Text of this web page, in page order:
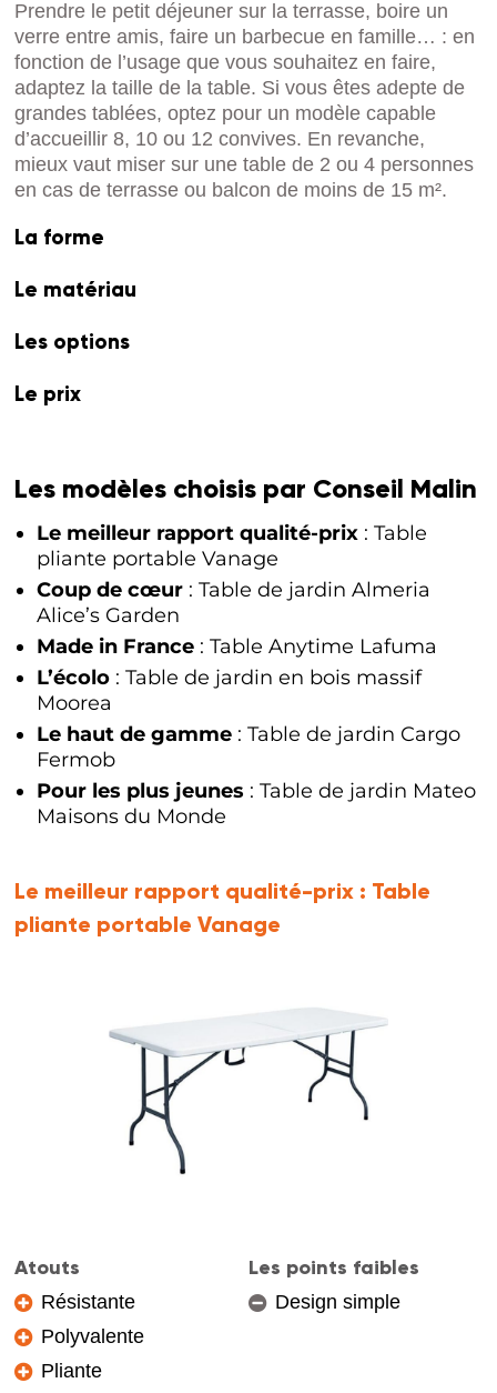
Prendre le petit déjeuner sur la terrasse, boire un
verre entre amis, faire un barbecue en famille… : en
fonction de l’usage que vous souhaitez en faire,
adaptez la taille de la table. Si vous êtes adepte de
grandes tablées, optez pour un modèle capable
d’accueillir 8, 10 ou 12 convives. En revanche,
mieux vaut miser sur une table de 2 ou 4 personnes
en cas de terrasse ou balcon de moins de 15 m².
La forme
Le matériau
Les options
Le prix
Les modèles choisis par Conseil Malin
Le meilleur rapport qualité-prix : Table
pliante portable Vanage
Coup de cœur : Table de jardin Almeria
Alice’s Garden
Made in France : Table Anytime Lafuma
L’écolo : Table de jardin en bois massif
Moorea
Le haut de gamme : Table de jardin Cargo
Fermob
Pour les plus jeunes : Table de jardin Mateo
Maisons du Monde
Le meilleur rapport qualité-prix : Table
pliante portable Vanage
Atouts
Résistante
Polyvalente
Pliante
Les points faibles
Design simple